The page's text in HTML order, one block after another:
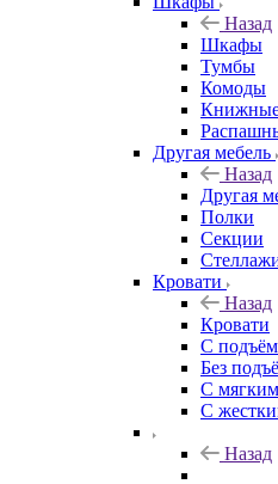
Назад
Шкафы
Тумбы
Комоды
Другая мебель
Назад
Другая
Полки
Секции
Кровати
Назад
Кровати
С
Без
С
С
Назад